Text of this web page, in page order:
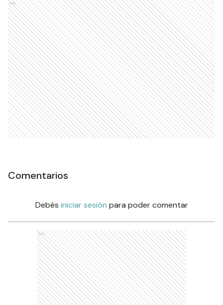
Ads
Comentarios
Debés iniciar sesión para poder comentar
Ads